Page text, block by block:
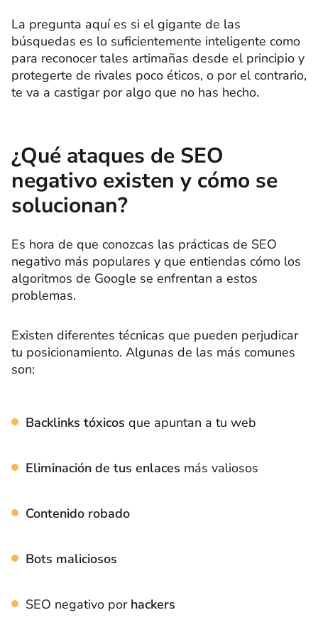
La pregunta aquí es si el gigante de las
búsquedas es lo suficientemente inteligente como
para reconocer tales artimañas desde el principio y
protegerte de rivales poco éticos, o por el contrario,
te va a castigar por algo que no has hecho.
¿Qué ataques de SEO
negativo existen y cómo se
solucionan?
Es hora de que conozcas las prácticas de SEO
negativo más populares y que entiendas cómo los
algoritmos de Google se enfrentan a estos
problemas.
Existen diferentes técnicas que pueden perjudicar
tu posicionamiento. Algunas de las más comunes
son:
Backlinks tóxicos que apuntan a tu web
Eliminación de tus enlaces más valiosos
Contenido robado
Bots maliciosos
SEO negativo por hackers